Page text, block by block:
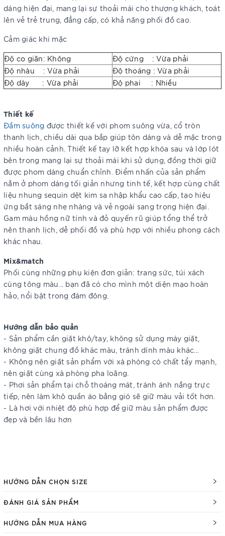
dáng hiện đại, mang lại sự thoải mái cho thượng khách, toát
lên vẻ trẻ trung, đẳng cấp, có khả năng phối đồ cao.
Cảm giác khi mặc
Độ co giãn: Không
Độ cứng : Vừa phải
Độ nhàu : Vừa phải
Độ thoáng : Vừa phải
Độ dày : Vừa phải
Độ phai : Nhiều
Thiết kế
Đầm suông được thiết kế với phom suông vừa, cổ tròn
thanh lịch, chiều dài qua bắp giúp tôn dáng và dễ mặc trong
nhiều hoàn cảnh. Thiết kế tay lỡ kết hợp khóa sau và lớp lót
bên trong mang lại sự thoải mái khi sử dụng, đồng thời giữ
được phom dáng chuẩn chỉnh. Điểm nhấn của sản phẩm
nằm ở phom dáng tối giản nhưng tinh tế, kết hợp cùng chất
liệu nhung sequin dệt kim sa nhập khẩu cao cấp, tạo hiệu
ứng bắt sáng nhẹ nhàng và vẻ ngoài sang trọng hiện đại.
Gam màu hồng nữ tính và đỏ quyến rũ giúp tổng thể trở
nên thanh lịch, dễ phối đồ và phù hợp với nhiều phong cách
khác nhau.
Mix&match
Phối cùng những phụ kiện đơn giản: trang sức, túi xách
cùng tông màu... bạn đã có cho mình một diện mạo hoàn
hảo, nổi bật trong đám đông.
Hướng dẫn bảo quản
- Sản phẩm cần giặt khô/tay, không sử dụng máy giặt,
không giặt chung đồ khác màu, tránh dính màu khác…
- Không nên giặt sản phẩm với xà phòng có chất tẩy mạnh,
nên giặt cùng xà phòng pha loãng.
- Phơi sản phẩm tại chỗ thoáng mát, tránh ánh nắng trực
tiếp, nên làm khô quần áo bằng gió sẽ giữ màu vải tốt hơn.
- Là hơi với nhiệt độ phù hợp để giữ màu sản phẩm được
đẹp và bền lâu hơn
HƯỚNG DẪN CHỌN SIZE
ĐÁNH GIÁ SẢN PHẨM
HƯỚNG DẪN MUA HÀNG